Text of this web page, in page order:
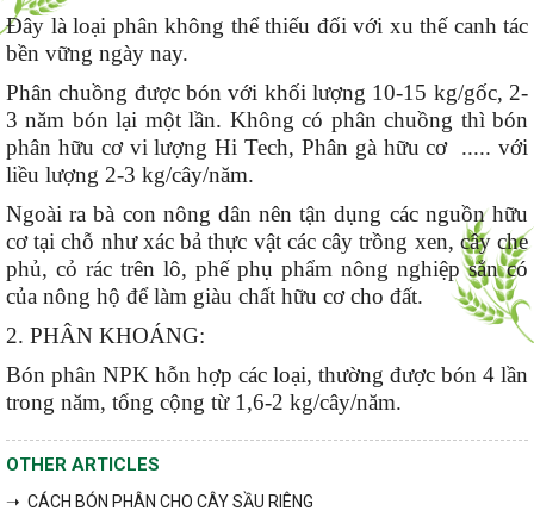
Đây là loại phân không thể thiếu đối với xu thế canh tác
bền vững ngày nay.
Phân chuồng được bón với khối lượng 10-15 kg/gốc, 2-
3 năm bón lại một lần. Không có phân chuồng thì bón
phân hữu cơ vi lượng Hi Tech, Phân gà hữu cơ ..... với
liều lượng 2-3 kg/cây/năm.
Ngoài ra bà con nông dân nên tận dụng các nguồn hữu
cơ tại chỗ như xác bả thực vật các cây trồng xen, cây che
phủ, cỏ rác trên lô, phế phụ phẩm nông nghiệp sẳn có
của nông hộ để làm giàu chất hữu cơ cho đất.
2. PHÂN KHOÁNG:
Bón phân NPK hỗn hợp các loại, thường được bón 4 lần
trong năm, tổng cộng từ 1,6-2 kg/cây/năm.
OTHER ARTICLES
➝ CÁCH BÓN PHÂN CHO CÂY SẦU RIÊNG